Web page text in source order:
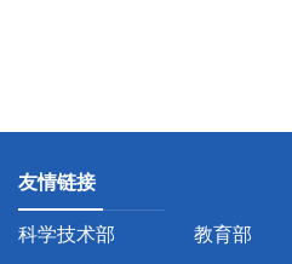
友情链接
科学技术部 教育部